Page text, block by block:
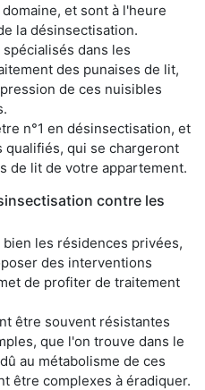
et sont à l'heure
la désinsectisation.
dans les
des punaises de lit,
de ces nuisibles
n°1 en désinsectisation, et
qui se chargeront
de lit de votre appartement.
contre les
les résidences privées,
des interventions
de profiter de traitement
être souvent résistantes
que l'on trouve dans le
au métabolisme de ces
être complexes à éradiquer.